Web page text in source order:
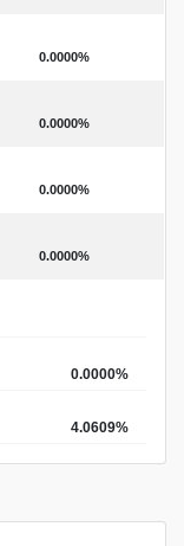
0.0000%
0.0000%
0.0000%
0.0000%
0.0000%
4.0609%